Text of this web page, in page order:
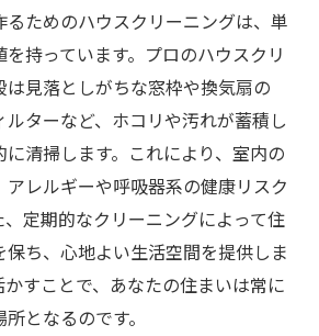
ためのハウスクリーニングは、単
持っています。プロのハウスクリ
見落としがちな窓枠や換気扇の
ターなど、ホコリや汚れが蓄積し
清掃します。これにより、室内の
レルギーや呼吸器系の健康リスク
定期的なクリーニングによって住
保ち、心地よい生活空間を提供しま
すことで、あなたの住まいは常に
となるのです。